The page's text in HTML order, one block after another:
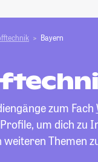
Bayern
zum Fach
um dich zu
weiteren Themen